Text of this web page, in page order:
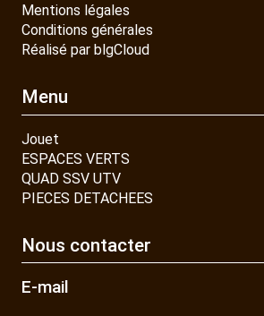
Mentions légales
Conditions générales
Réalisé par blgCloud
Menu
Jouet
ESPACES VERTS
QUAD SSV UTV
PIECES DETACHEES
Nous contacter
E-mail